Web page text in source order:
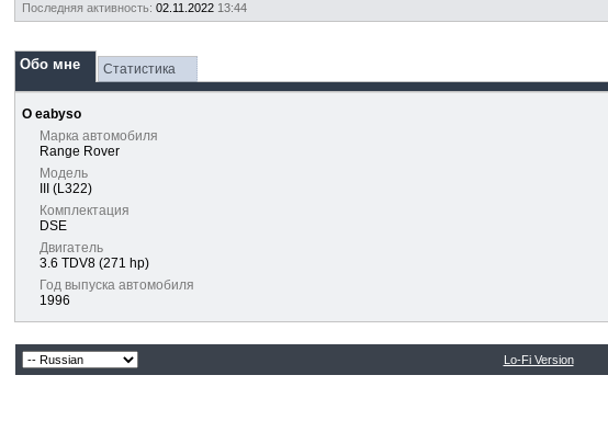
Последняя активность: 02.11.2022 13:44
Обо мне Статистика
О eabyso
Марка автомобиля
Range Rover
Модель
III (L322)
Комплектация
DSE
Двигатель
3.6 TDV8 (271 hp)
Год выпуска автомобиля
1996
Lo-Fi Version